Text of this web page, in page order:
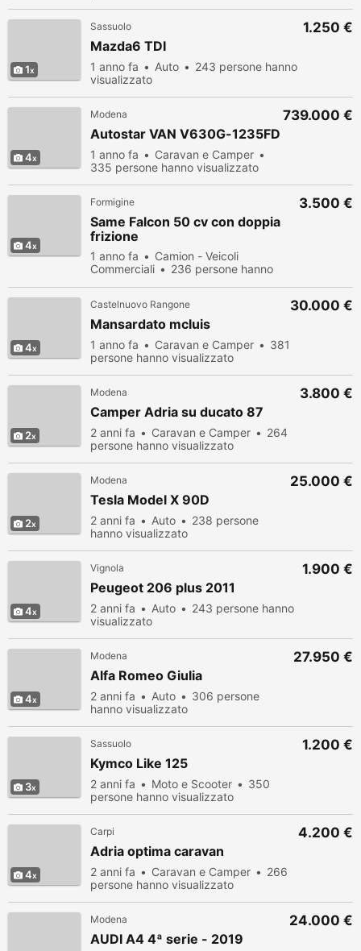
1
Sassuolo
Mazda6 TDI
1 anno fa Auto
243 persone hanno
visualizzato
1.250 €
4
Modena
Autostar VAN V630G-1235FD
1 anno fa
Caravan e Camper
335 persone hanno visualizzato
739.000 €
4
Formigine
Same Falcon 50 cv con doppia
frizione
1 anno fa
Camion - Veicoli
Commerciali
236 persone hanno
3.500 €
4
Castelnuovo Rangone
Mansardato mcluis
1 anno fa Caravan e Camper
381
persone hanno visualizzato
30.000 €
2
Modena
Camper Adria su ducato 87
2 anni fa Caravan e Camper
264
persone hanno visualizzato
3.800 €
2
Modena
Tesla Model X 90D
2 anni fa Auto
238 persone
hanno visualizzato
25.000 €
4
Vignola
Peugeot 206 plus 2011
2 anni fa Auto
243 persone hanno
visualizzato
1.900 €
4
Modena
Alfa Romeo Giulia
2 anni fa Auto
306 persone
hanno visualizzato
27.950 €
3
Sassuolo
Kymco Like 125
2 anni fa Moto e Scooter
350
persone hanno visualizzato
1.200 €
4
Carpi
Adria optima caravan
2 anni fa Caravan e Camper
266
persone hanno visualizzato
4.200 €
Modena
AUDI A4 4ª serie - 2019
24.000 €